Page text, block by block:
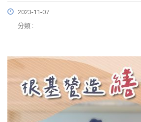
2023-11-07
分類 :